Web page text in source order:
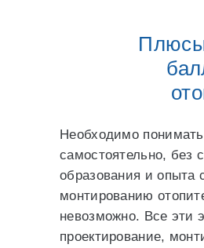
Необходимо
самостоятельно, без
образования и опыта
монтированию
невозможно. Все эти
проектирование,